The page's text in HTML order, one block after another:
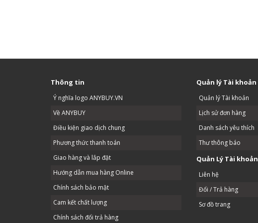
Thông tin
Ý nghĩa logo ANYBUY.VN
Về ANYBUY
Điều kiện giao dịch chung
Phương thức thanh toán
Giao hàng và lắp đặt
Hướng dẫn mua hàng Online
Chính sách bảo mật
Cam kết chất lượng
Chính sách đổi trả hàng
Quản lý Tài khoản
Quản lý Tài khoản
Lịch sử đơn hàng
Danh sách yêu thích
Thư thông báo
Quản Lý Tài khoản
Liên hệ
Đổi / Trả hàng
Sơ đồ trang